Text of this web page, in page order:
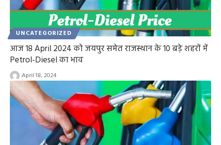
UNCATEGORIZED
आज 18 April 2024 को जयपुर समेत राजस्थान के 10 बड़े शहरों में
Petrol-Diesel का भाव
April 18, 2024